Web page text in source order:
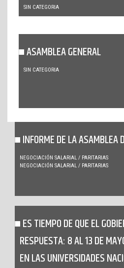
SIN CATEGORIA
ASAMBLEA GENERAL
SIN CATEGORIA
INFORME DE LA ASAMBLEA
NEGOCIACIÓN SALARIAL / PARITARIAS
NEGOCIACIÓN SALARIAL / PARITARIAS
ES TIEMPO DE QUE EL
RESPUESTA: 8 AL 13 DE
EN LAS UNIVERSIDADES